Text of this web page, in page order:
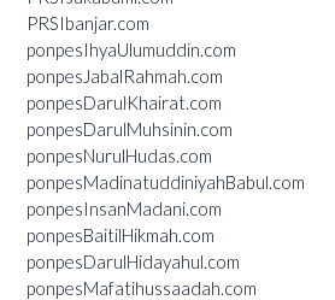
PRSIbanjar.com
ponpesIhyaUlumuddin.com
ponpesJabalRahmah.com
ponpesDarulKhairat.com
ponpesDarulMuhsinin.com
ponpesNurulHudas.com
ponpesMadinatuddiniyahBabul.com
ponpesInsanMadani.com
ponpesBaitilHikmah.com
ponpesDarulHidayahul.com
ponpesMafatihussaadah.com